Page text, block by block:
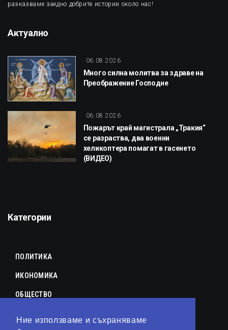
Ние използваме и съхраняваме
разказваме заедно добрите истории около нас!
Актуално
06.08.2026
Много силна молитва за здраве на
Преображение Господне
06.08.2026
Пожарът край магистрала „Тракия“
се разраства, два военни
хеликоптера помагат в гасенето
(ВИДЕО)
Категории
ПОЛИТИКА
ИКОНОМИКА
ОБЩЕСТВО